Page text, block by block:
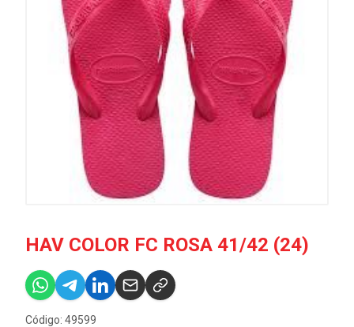
HAV COLOR FC ROSA 41/42 (24)
Código: 49599